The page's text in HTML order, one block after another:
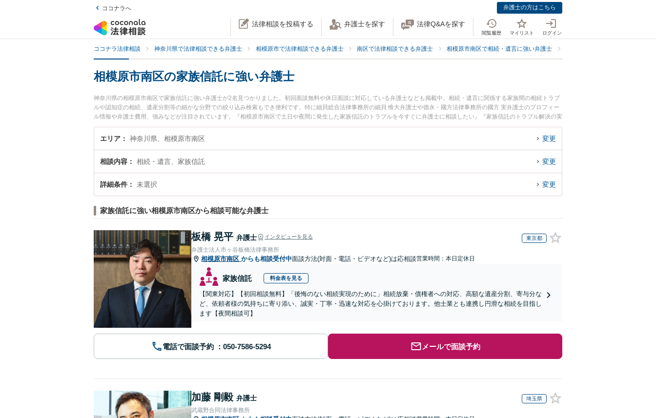
ココナラへ 弁護士の方はこちら
法律相談を投稿する 弁護士を探す 法律Q&Aを探す
閲覧履歴 マイリスト ログイン
ココナラ法律相談 神奈川県で法律相談できる弁護士 相模原市で法律相談できる弁護士 南区で法律相談できる弁護士 相模原市南区で相続・遺言に強い弁護士
相模原市南区の家族信託に強い弁護士
神奈川県の相模原市南区で家族信託に強い弁護士が2名見つかりました。初回面談無料や休日面談に対応している弁護士なども掲載中。相続・遺言に関係する家族間の相続トラブ
ルや認知症の相続、遺産分割等の細かな分野での絞り込み検索もでき便利です。特に細貝総合法律事務所の細貝 惟大弁護士や德永・國方法律事務所の國方 実弁護士のプロフィー
ル情報や弁護士費用、強みなどが注目されています。『相模原市南区で土日や夜間に発生した家族信託のトラブルを今すぐに弁護士に相談したい』『家族信託のトラブル解決の実
績豊富な近くの弁護士を検索したい』『初回相談無料で家族信託を法律相談できる相模原市南区内の弁護士に相談予約したい』などでお困りの相談者さんにおすすめです。
エリア 神奈川県、相模原市南区 変更
相談内容 相続・遺言、家族信託 変更
詳細条件 未選択 変更
家族信託に強い相模原市南区から相談可能な弁護士
板橋 晃平 弁護士 インタビューを見る 東京都
弁護士法人市ヶ谷板橋法律事務所
相模原市南区 からも相談受付中面談方法(対面・電話・ビデオなど)は応相談営業時間：本日定休日
家族信託 料金表を見る
【関東対応】【初回相談無料】「後悔のない相続実現のために」相続放棄・債権者への対応、高額な遺産分割、寄与分な
ど、依頼者様の気持ちに寄り添い、誠実・丁寧・迅速な対応を心掛けております。他士業とも連携し円滑な相続を目指し
ます【夜間相談可】
電話で面談予約 メールで面談予約
加藤 剛毅 弁護士 埼玉県
武蔵野合同法律事務所